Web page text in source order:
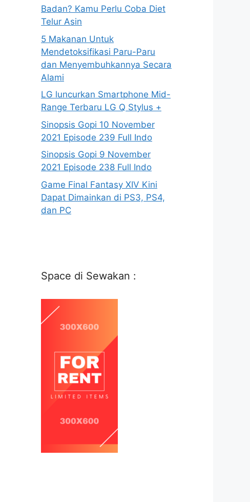
Badan? Kamu Perlu Coba Diet
Telur Asin
5 Makanan Untuk
Mendetoksifikasi Paru-Paru
dan Menyembuhkannya Secara
Alami
LG luncurkan Smartphone Mid-
Range Terbaru LG Q Stylus +
Sinopsis Gopi 10 November
2021 Episode 239 Full Indo
Sinopsis Gopi 9 November
2021 Episode 238 Full Indo
Game Final Fantasy XIV Kini
Dapat Dimainkan di PS3, PS4,
dan PC
Space di Sewakan :